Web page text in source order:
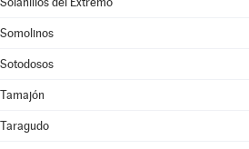
Somolinos
Sotodosos
Tamajón
Taragudo